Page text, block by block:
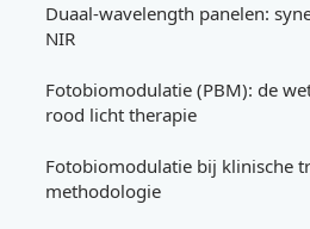
Duaal-wavelength panelen:
NIR
Fotobiomodulatie (PBM): de
rood licht therapie
Fotobiomodulatie bij klinische
methodologie